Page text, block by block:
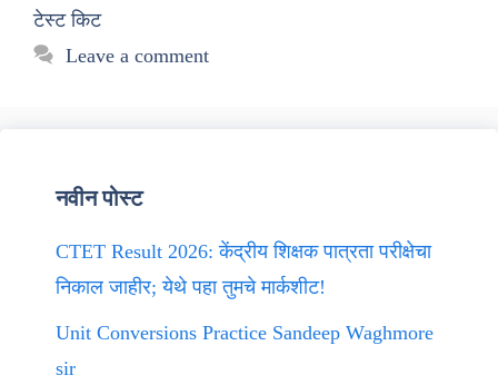
टेस्ट किट
Leave a comment
नवीन पोस्ट
CTET Result 2026: केंद्रीय शिक्षक पात्रता परीक्षेचा
निकाल जाहीर; येथे पहा तुमचे मार्कशीट!
Unit Conversions Practice Sandeep Waghmore
sir